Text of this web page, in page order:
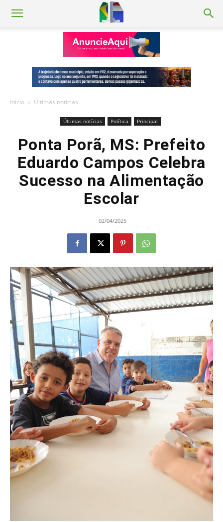
Início Últimas notícias
Últimas notícias Política Principal
Ponta Porã, MS: Prefeito
Eduardo Campos Celebra
Sucesso na Alimentação
Escolar
02/04/2025